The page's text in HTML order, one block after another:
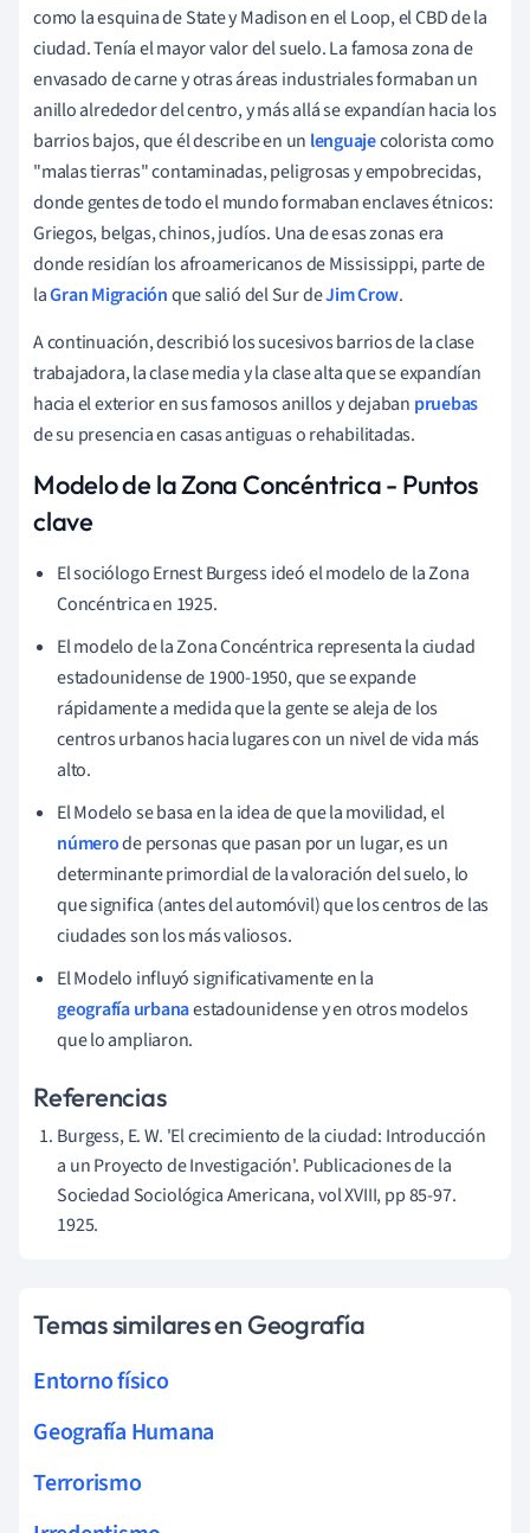
como la esquina de State y Madison en el Loop, el CBD de la
ciudad. Tenía el mayor valor del suelo. La famosa zona de
envasado de carne y otras áreas industriales formaban un
anillo alrededor del centro, y más allá se expandían hacia los
barrios bajos, que él describe en un lenguajecolorista como
"malas tierras" contaminadas, peligrosas y empobrecidas,
donde gentes de todo el mundo formaban enclaves étnicos:
Griegos, belgas, chinos, judíos. Una de esas zonas era
donde residían los afroamericanos de Mississippi, parte de
laGran Migraciónque salió del Sur deJim Crow.
A continuación, describió los sucesivos barrios de la clase
trabajadora, la clase media y la clase alta que se expandían
hacia el exterior en sus famosos anillos y dejaban pruebas
de su presencia en casas antiguas o rehabilitadas.
Modelo de la Zona Concéntrica - Puntos
clave
El sociólogo Ernest Burgess ideó el modelo de la Zona
Concéntrica en 1925.
El modelo de la Zona Concéntrica representa la ciudad
estadounidense de 1900-1950, que se expande
rápidamente a medida que la gente se aleja de los
centros urbanos hacia lugares con un nivel de vida más
alto.
El Modelo se basa en la idea de que la movilidad, el
númerode personas que pasan por un lugar, es un
determinante primordial de la valoración del suelo, lo
que significa (antes del automóvil) que los centros de las
ciudades son los más valiosos.
El Modelo influyó significativamente en la
geografía urbanaestadounidense y en otros modelos
que lo ampliaron.
Referencias
Burgess, E. W. 'El crecimiento de la ciudad: Introducción
a un Proyecto de Investigación'. Publicaciones de la
Sociedad Sociológica Americana, vol XVIII, pp 85-97.
1925.
Temas similares en Geografía
Entorno físico
Geografía Humana
Terrorismo